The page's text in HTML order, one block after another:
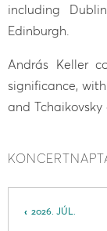
including
Edinburgh.
András Keller
significance,
and Tchaikovsky
2026. JÚL.